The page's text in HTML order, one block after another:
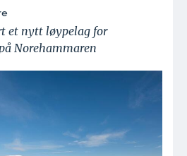
et nytt løypelag for
Norehammaren